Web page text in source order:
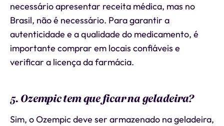
necessário apresentar receita médica, mas no
Brasil, não é necessário. Para garantir a
autenticidade e a qualidade do medicamento, é
importante comprar em locais confiáveis e
verificar a licença da farmácia.
5. Ozempic tem que ficar na geladeira?
Sim, o Ozempic deve ser armazenado na geladeira,